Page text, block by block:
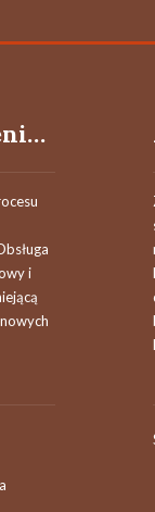
Agent Ubezpieczeniowy / Agentka Ubezpieczeniowa
i